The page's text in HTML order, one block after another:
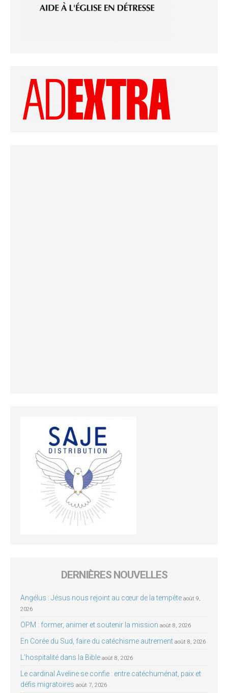
DERNIÈRES NOUVELLES
Angélus : Jésus nous rejoint au cœur de la tempête août 9,
2026
OPM : former, animer et soutenir la mission août 8, 2026
En Corée du Sud, faire du catéchisme autrement août 8, 2026
L’hospitalité dans la Bible août 8, 2026
Le cardinal Aveline se confie : entre catéchuménat, paix et
défis migratoires août 7, 2026